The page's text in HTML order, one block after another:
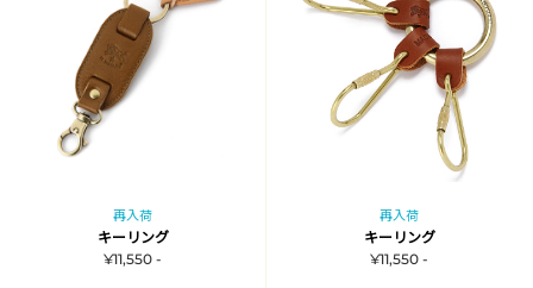
再入荷
キーリング
¥11,550 -
再入荷
キーリング
¥11,550 -